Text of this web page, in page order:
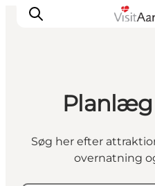
Oplevelser
Kalender
Byer og steder
Planlæg
Søg her efter
overnatning